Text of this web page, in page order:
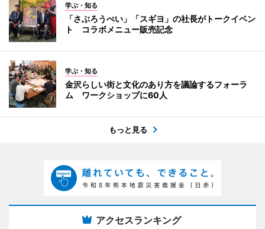
学ぶ・知る
「さぶろうべい」「スギヨ」の社長がトークイベン
ト コラボメニュー販売記念
学ぶ・知る
金沢らしい街と文化のあり方を議論するフォーラ
ム ワークショップに60人
もっと見る
アクセスランキング